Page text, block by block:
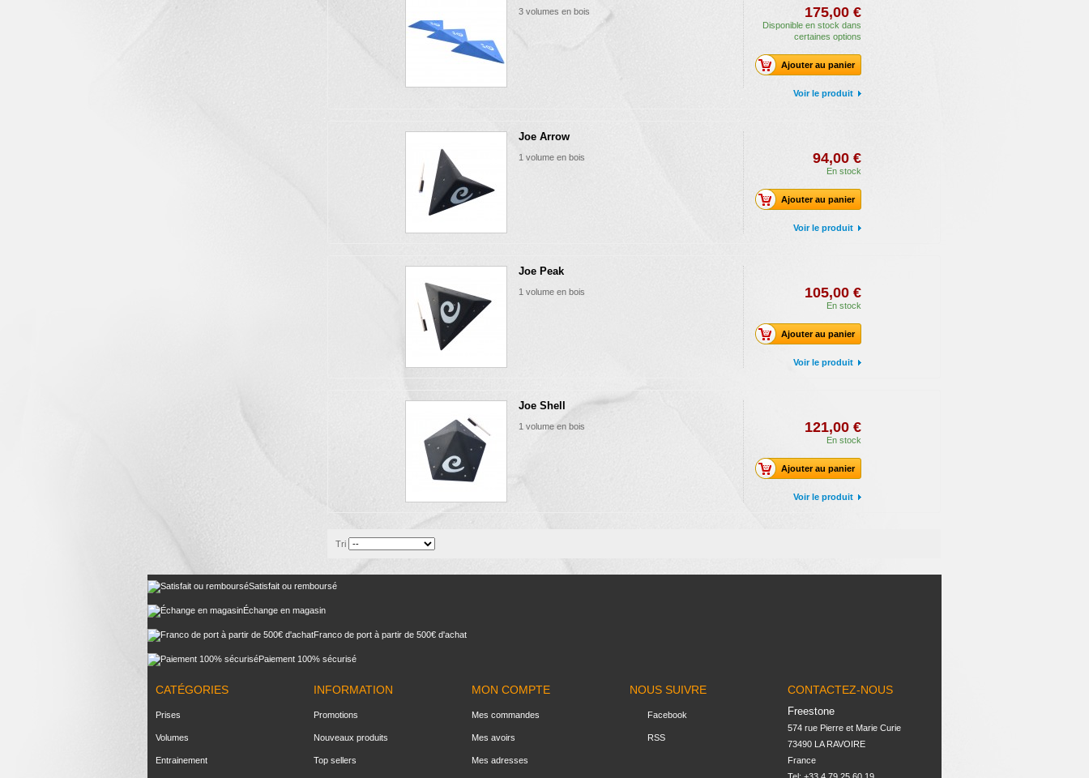
3 volumes en bois 175,00 €
Disponible en stock dans
certaines options
Ajouter au panier
Voir le produit
Joe Arrow
1 volume en bois 94,00 €
En stock
Ajouter au panier
Voir le produit
Joe Peak
1 volume en bois 105,00 €
En stock
Ajouter au panier
Voir le produit
Joe Shell
1 volume en bois 121,00 €
En stock
Ajouter au panier
Voir le produit
Tri
Satisfait ou remboursé
Échange en magasin
Franco de port à partir de 500€ d'achat
Paiement 100% sécurisé
CATÉGORIES
Prises
Volumes
Entrainement
INFORMATION
Promotions
Nouveaux produits
Top sellers
MON COMPTE
Mes commandes
Mes avoirs
Mes adresses
NOUS SUIVRE
Facebook
RSS
CONTACTEZ-NOUS
Freestone
574 rue Pierre et Marie Curie
73490 LA RAVOIRE
France